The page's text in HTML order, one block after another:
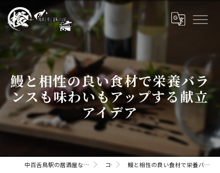
鰻と相性の良い食材で栄養バラ
ンスも味わいもアップする献立
アイデア
中百舌鳥駅の居酒屋なら橙daidaii-地酒と肴と釜飯のお店 コラム 鰻と相性の良い食材で栄養バランスも味わいもアップする献立アイデア